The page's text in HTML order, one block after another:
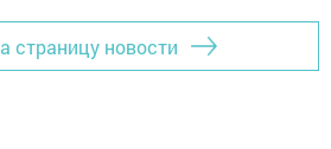
страницу новости